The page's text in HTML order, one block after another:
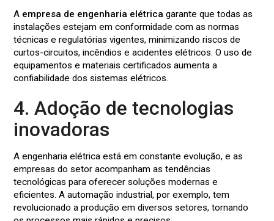
A empresa de engenharia elétrica garante que todas as
instalações estejam em conformidade com as normas
técnicas e regulatórias vigentes, minimizando riscos de
curtos-circuitos, incêndios e acidentes elétricos. O uso de
equipamentos e materiais certificados aumenta a
confiabilidade dos sistemas elétricos.
4. Adoção de tecnologias
inovadoras
A engenharia elétrica está em constante evolução, e as
empresas do setor acompanham as tendências
tecnológicas para oferecer soluções modernas e
eficientes. A automação industrial, por exemplo, tem
revolucionado a produção em diversos setores, tornando